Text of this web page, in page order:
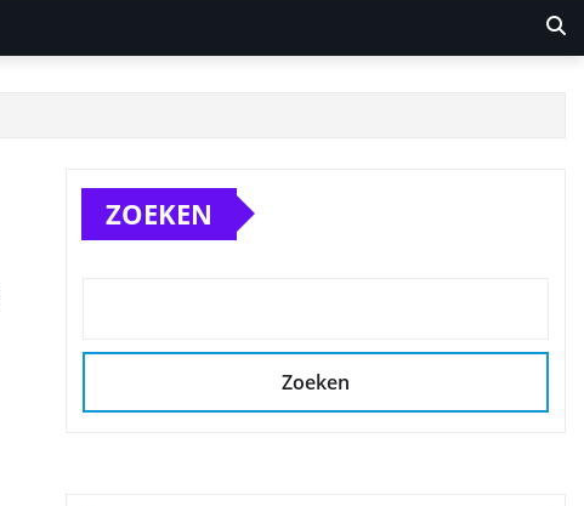
ZOEKEN
Zoeken